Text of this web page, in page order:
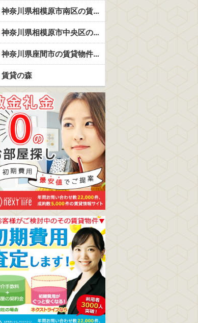
神奈川県相模原市南区の賃貸物件一覧
神奈川県相模原市中央区の賃貸物件一覧
神奈川県座間市の賃貸物件一覧
賃貸の森